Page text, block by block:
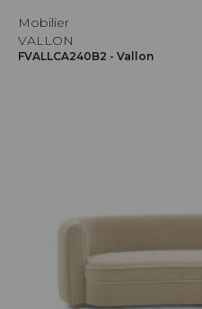
Mobilier
VALLON
FVALLCA240B2 - Vallon